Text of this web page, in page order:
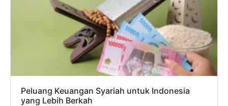
Peluang Keuangan Syariah untuk Indonesia
yang Lebih Berkah